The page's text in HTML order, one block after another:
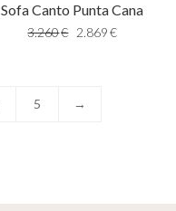
Sofa Canto Punta Cana
3.260€ 2.869 €
5 →